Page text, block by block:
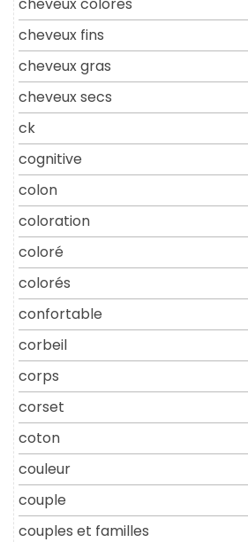
cheveux fins
cheveux gras
cheveux secs
ck
cognitive
colon
coloration
coloré
colorés
confortable
corbeil
corps
corset
coton
couleur
couple
couples et familles